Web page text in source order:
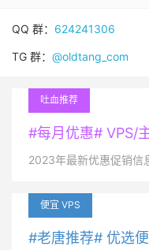
QQ 群： 624241306
TG 群： @oldtang_com
吐血推荐
#每月优惠# VPS/
2023年最新优惠促销信
便宜 VPS
#老唐推荐# 优选